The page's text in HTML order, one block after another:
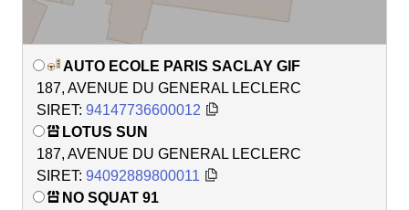
AUTO ECOLE PARIS SACLAY GIF
187, AVENUE DU GENERAL LECLERC
SIRET: 94147736600012
LOTUS SUN
187, AVENUE DU GENERAL LECLERC
SIRET: 94092889800011
NO SQUAT 91